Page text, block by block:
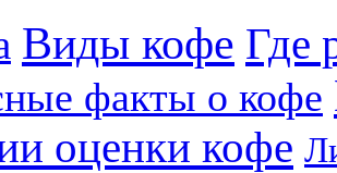
Виды кофе Где
факты о кофе
оценки кофе